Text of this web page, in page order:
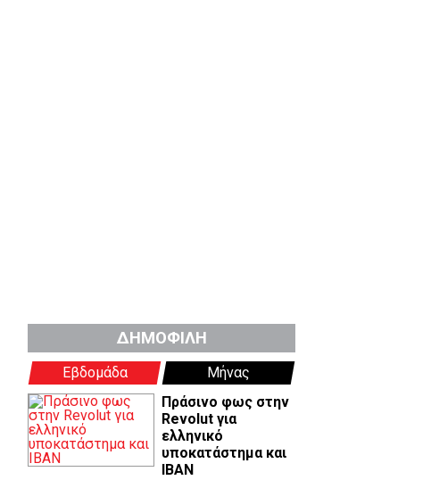
ΔΗΜΟΦΙΛΗ
Εβδομάδα
Μήνας
Πράσινο φως στην
Revolut για
ελληνικό
υποκατάστημα και
IBAN